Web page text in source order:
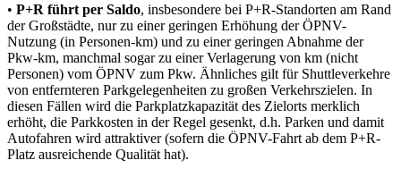
• P+R führt per Saldo, insbesondere bei P+R-Standorten am Rand
der Großstädte, nur zu einer geringen Erhöhung der ÖPNV-
Nutzung (in Personen-km) und zu einer geringen Abnahme der
Pkw-km, manchmal sogar zu einer Verlagerung von km (nicht
Personen) vom ÖPNV zum Pkw. Ähnliches gilt für Shuttleverkehre
von entfernteren Parkgelegenheiten zu großen Verkehrszielen. In
diesen Fällen wird die Parkplatzkapazität des Zielorts merklich
erhöht, die Parkkosten in der Regel gesenkt, d.h. Parken und damit
Autofahren wird attraktiver (sofern die ÖPNV-Fahrt ab dem P+R-
Platz ausreichende Qualität hat).